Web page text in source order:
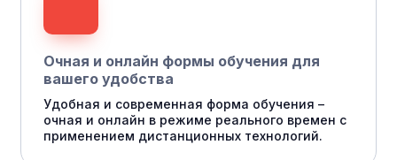
Очная и онлайн формы обучения для
вашего удобства
Удобная и современная форма обучения –
очная и онлайн в режиме реального времен с
применением дистанционных технологий.